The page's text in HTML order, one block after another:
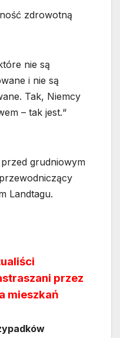
zdrowotną
nie są
i nie są
Tak, Niemcy
– tak jest.“
grudniowym
Landtagu.
przez
mieszkań